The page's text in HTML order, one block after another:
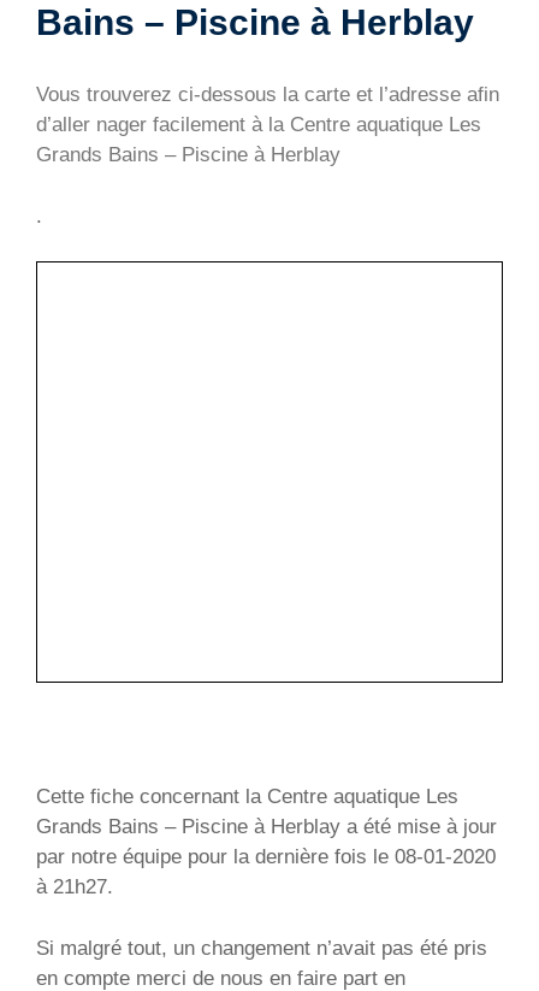
Bains – Piscine à Herblay
Vous trouverez ci-dessous la carte et l’adresse afin
d’aller nager facilement à la Centre aquatique Les
Grands Bains – Piscine à Herblay
.
Cette fiche concernant la Centre aquatique Les
Grands Bains – Piscine à Herblay a été mise à jour
par notre équipe pour la dernière fois le 08-01-2020
à 21h27.
Si malgré tout, un changement n’avait pas été pris
en compte merci de nous en faire part en